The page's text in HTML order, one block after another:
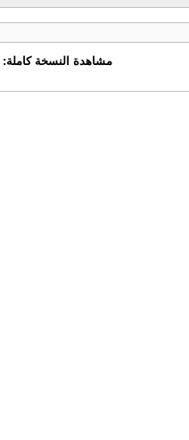
مشاهدة النسخة كاملة: